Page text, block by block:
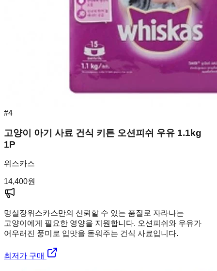
#4
고양이 아기 사료 건식 키튼 오션피쉬 우유 1.1kg
1P
위스카스
14,400원
멍실장위스카스만의 신뢰할 수 있는 품질로 자라나는
고양이에게 필요한 영양을 지원합니다. 오션피쉬와 우유가
어우러진 풍미로 입맛을 돋워주는 건식 사료입니다.
최저가 구매